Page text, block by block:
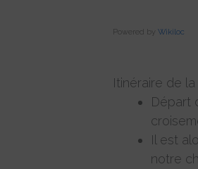
Powered by Wikiloc
Itinéraire de
Départ
Il est
notre